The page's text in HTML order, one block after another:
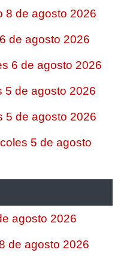
8 de agosto 2026
de agosto 2026
6 de agosto 2026
5 de agosto 2026
5 de agosto 2026
5 de agosto
agosto 2026
de agosto 2026